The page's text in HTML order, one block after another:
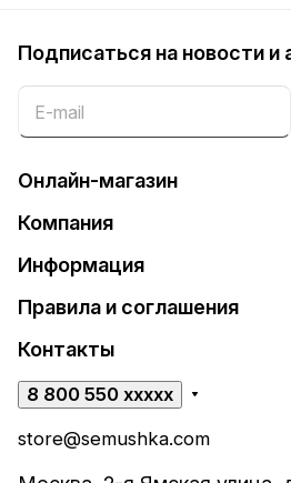
Подписаться на новости и
Онлайн-магазин
Компания
Информация
Правила и соглашения
Контакты
8 800 550 xxxxx
store@semushka.com